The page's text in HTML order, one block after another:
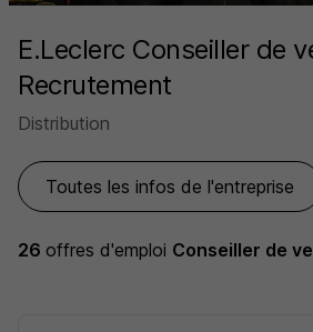
E.Leclerc Conseiller de
Recrutement
Distribution
Toutes les infos de l'entreprise
26 offres d'emploi Conseiller de